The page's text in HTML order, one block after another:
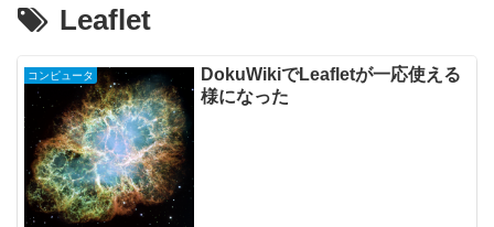
Leaflet
コンピュータ
DokuWikiでLeafletが一応使える
様になった